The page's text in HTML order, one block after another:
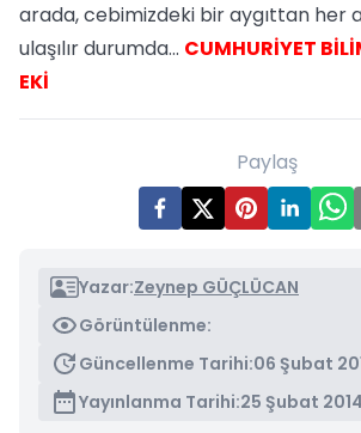
arada, cebimizdeki bir aygıttan her
ulaşılır durumda... CUMHURİYET
EKİ
Paylaş
Yazar:Zeynep GÜÇLÜCAN
Görüntülenme:
Güncellenme Tarihi:06 Şubat
Yayınlanma Tarihi:25 Şubat 2014